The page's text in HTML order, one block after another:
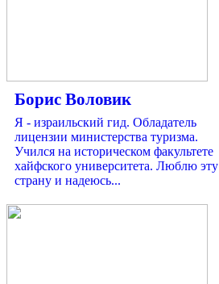
Борис Воловик
Я - израильский гид. Обладатель
лицензии министерства туризма.
Учился на историческом факультете
хайфского университета. Люблю эту
страну и надеюсь...